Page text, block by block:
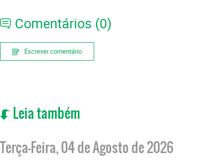
Comentários (0)
Escrever comentário
Leia também
Terça-Feira, 04 de Agosto de 2026